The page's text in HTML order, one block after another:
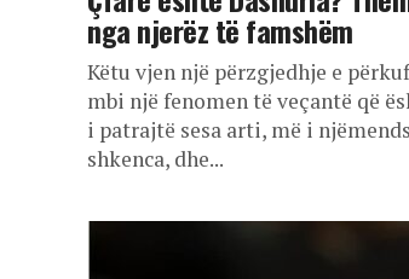
nga njerëz të famshëm
Këtu vjen një përzgjedhje e
mbi një fenomen të veçantë që
i patrajtë sesa arti, më i
shkenca, dhe...